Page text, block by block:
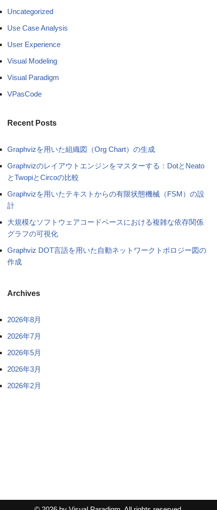
Uncategorized
Use Case Analysis
User Experience
Visual Modeling
Visual Paradigm
VPasCode
Recent Posts
Graphvizを用いた組織図（Org Chart）の生成
Graphvizのレイアウトエンジンをマスターする：DotとNeato
とTwopiとCircoの比較
Graphvizを用いたテキストからの有限状態機械（FSM）の設
計
大規模なソフトウェアコードベースにおける複雑な依存関係
グラフの可視化
Graphviz DOT言語を用いた自動ネットワークトポロジー図の
作成
Archives
2026年8月
2026年7月
2026年5月
2026年3月
2026年2月